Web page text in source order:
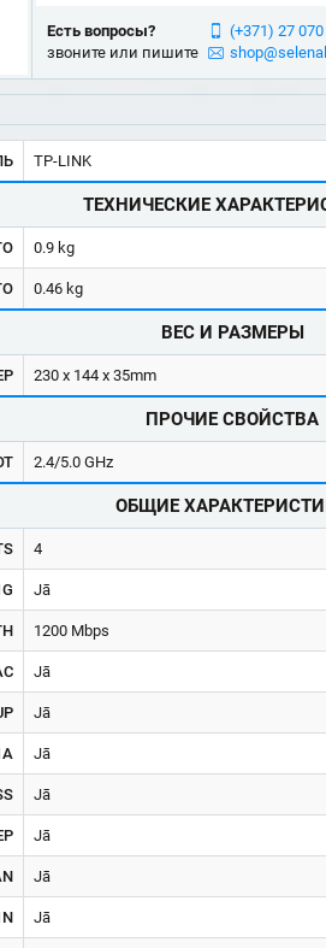
Есть вопросы?
звоните или пишите
(+371) 27
TP-LINK
ТЕХНИЧЕСКИЕ
0.9 kg
0.46 kg
ВЕС И РАЗМЕРЫ
230 x 144 x 35mm
ПРОЧИЕ СВОЙСТВА
2.4/5.0 GHz
ОБЩИЕ
4
Jā
1200 Mbps
Jā
Jā
Jā
Jā
Jā
Jā
Jā